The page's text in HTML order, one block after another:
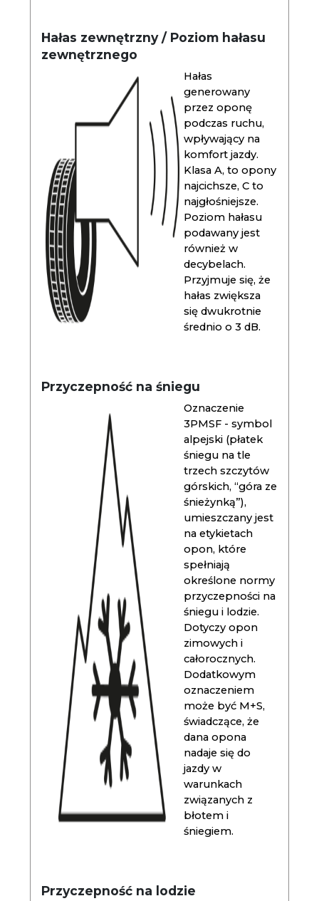
Hałas zewnętrzny / Poziom hałasu
zewnętrznego
Hałas
generowany
przez oponę
podczas ruchu,
wpływający na
komfort jazdy.
Klasa A, to opony
najcichsze, C to
najgłośniejsze.
Poziom hałasu
podawany jest
również w
decybelach.
Przyjmuje się, że
hałas zwiększa
się dwukrotnie
średnio o 3 dB.
Przyczepność na śniegu
Oznaczenie
3PMSF - symbol
alpejski (płatek
śniegu na tle
trzech szczytów
górskich, “góra ze
śnieżynką”),
umieszczany jest
na etykietach
opon, które
spełniają
określone normy
przyczepności na
śniegu i lodzie.
Dotyczy opon
zimowych i
całorocznych.
Dodatkowym
oznaczeniem
może być M+S,
świadczące, że
dana opona
nadaje się do
jazdy w
warunkach
związanych z
błotem i
śniegiem.
Przyczepność na lodzie